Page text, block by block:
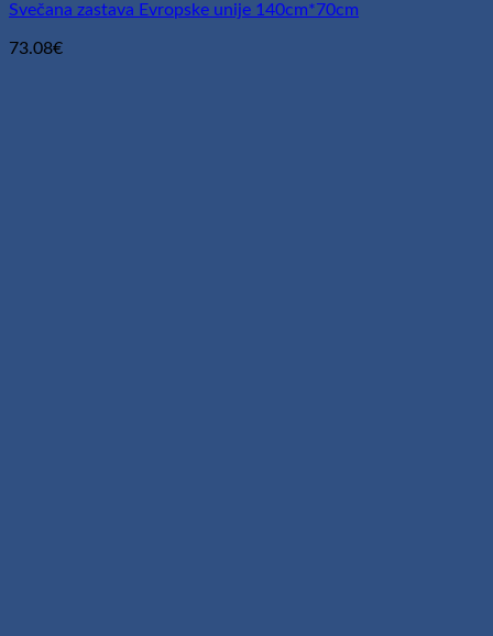
Svečana zastava Evropske unije 140cm*70cm
73.08€